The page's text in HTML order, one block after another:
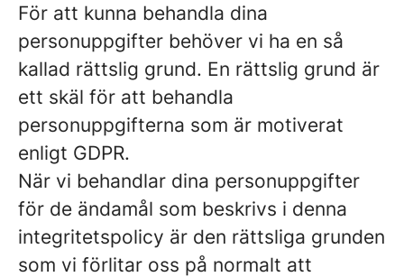
För att kunna behandla dina
personuppgifter behöver vi ha en så
kallad rättslig grund. En rättslig grund är
ett skäl för att behandla
personuppgifterna som är motiverat
enligt GDPR.
När vi behandlar dina personuppgifter
för de ändamål som beskrivs i denna
integritetspolicy är den rättsliga grunden
som vi förlitar oss på normalt att